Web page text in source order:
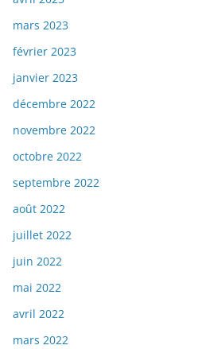
mars 2023
février 2023
janvier 2023
décembre 2022
novembre 2022
octobre 2022
septembre 2022
août 2022
juillet 2022
juin 2022
mai 2022
avril 2022
mars 2022